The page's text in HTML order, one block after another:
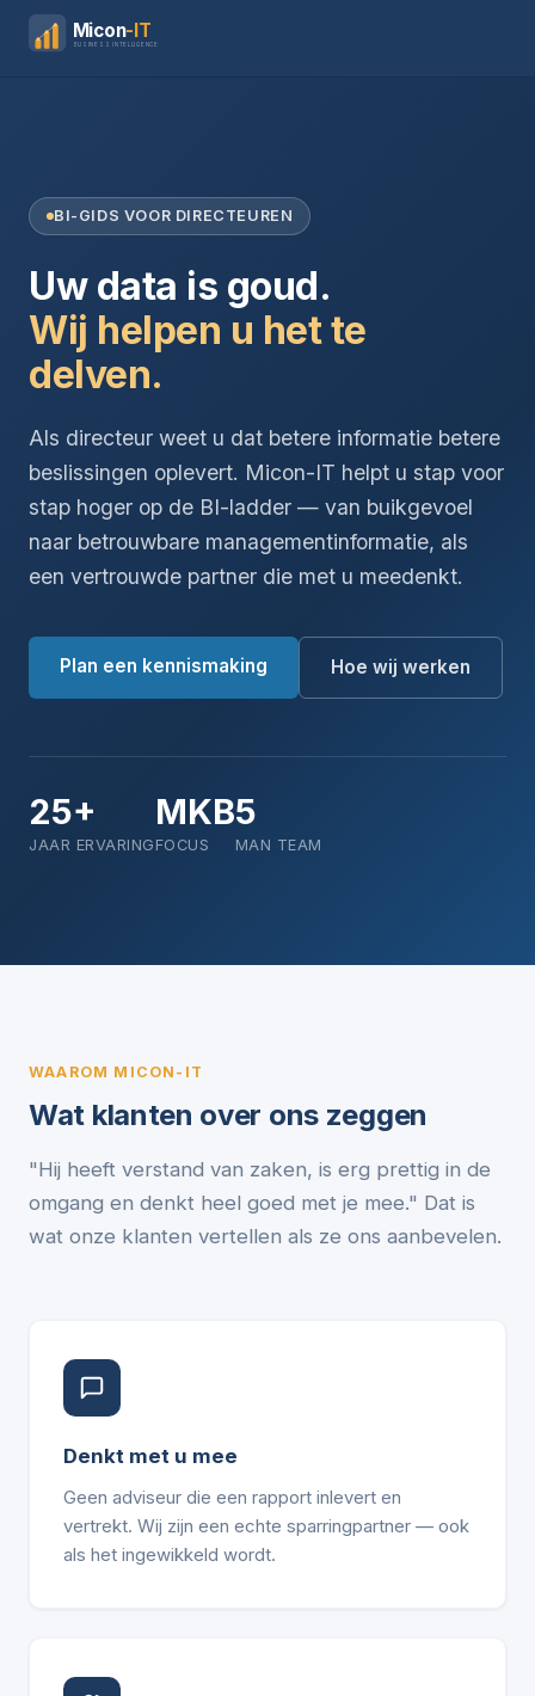
Micon-IT
BUSINESS INTELLIGENCE
BI-GIDS VOOR DIRECTEUREN
Uw data is goud.
Wij helpen u het te
delven.
Als directeur weet u dat betere informatie betere
beslissingen oplevert. Micon-IT helpt u stap voor
stap hoger op de BI-ladder — van buikgevoel
naar betrouwbare managementinformatie, als
een vertrouwde partner die met u meedenkt.
Plan een kennismaking Hoe wij werken
25+
JAAR ERVARING
MKB
FOCUS
5
MAN TEAM
WAAROM MICON-IT
Wat klanten over ons zeggen
"Hij heeft verstand van zaken, is erg prettig in de
omgang en denkt heel goed met je mee." Dat is
wat onze klanten vertellen als ze ons aanbevelen.
Denkt met u mee
Geen adviseur die een rapport inlevert en
vertrekt. Wij zijn een echte sparringpartner — ook
als het ingewikkeld wordt.